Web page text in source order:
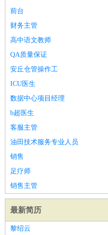
前台
财务主管
高中语文教师
QA质量保证
安丘仓管操作工
ICU医生
数据中心项目经理
b超医生
客服主管
油田技术服务专业人员
销售
足疗师
销售主管
最新简历
黎绍云